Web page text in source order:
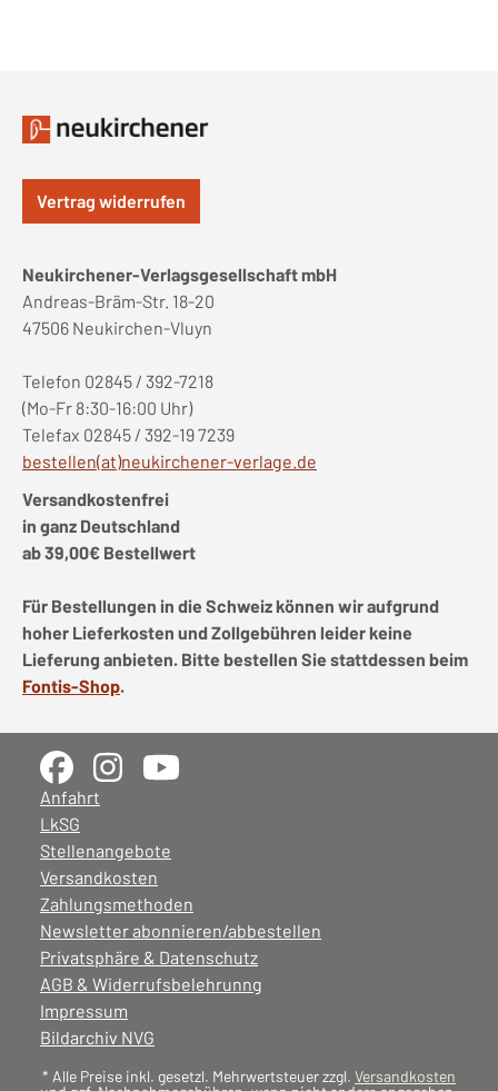
Vertrag widerrufen
Neukirchener-Verlagsgesellschaft mbH
Andreas-Bräm-Str. 18-20
47506 Neukirchen-Vluyn
Telefon 02845 / 392-7218
(Mo-Fr 8:30-16:00 Uhr)
Telefax 02845 / 392-19 7239
bestellen(at)neukirchener-verlage.de
Versandkostenfrei
in ganz Deutschland
ab 39,00€ Bestellwert
Für Bestellungen in die Schweiz können wir aufgrund
hoher Lieferkosten und Zollgebühren leider keine
Lieferung anbieten. Bitte bestellen Sie stattdessen beim
Fontis-Shop.
Anfahrt
LkSG
Stellenangebote
Versandkosten
Zahlungsmethoden
Newsletter abonnieren/abbestellen
Privatsphäre & Datenschutz
AGB & Widerrufsbelehrunng
Impressum
Bildarchiv NVG
* Alle Preise inkl. gesetzl. Mehrwertsteuer zzgl. Versandkosten